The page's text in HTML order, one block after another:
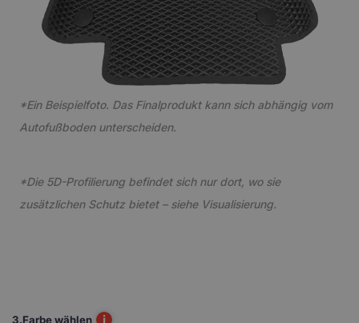
*Ein Beispielfoto. Das Finalprodukt kann sich abhängig vom
Autofußboden unterscheiden.
*Die 5D-Profilierung befindet sich nur dort, wo sie
zusätzlichen Schutz bietet – siehe Visualisierung.
3.Farbe wählen